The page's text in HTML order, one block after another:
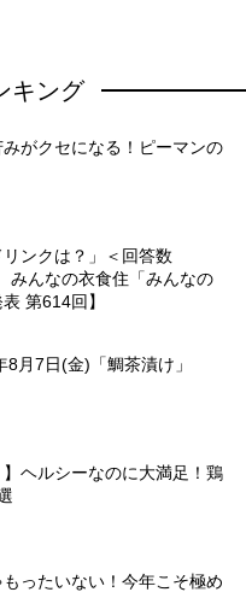
キング
みがクセになる！ピーマンの
リンクは？」＜回答数
みんなの衣食住「みんなの
第614回】
8月7日(金)「鯛茶漬け」
】ヘルシーなのに大満足！鶏
ったいない！今年こそ極め